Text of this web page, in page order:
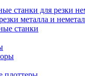
станки для резки
металла и
станки